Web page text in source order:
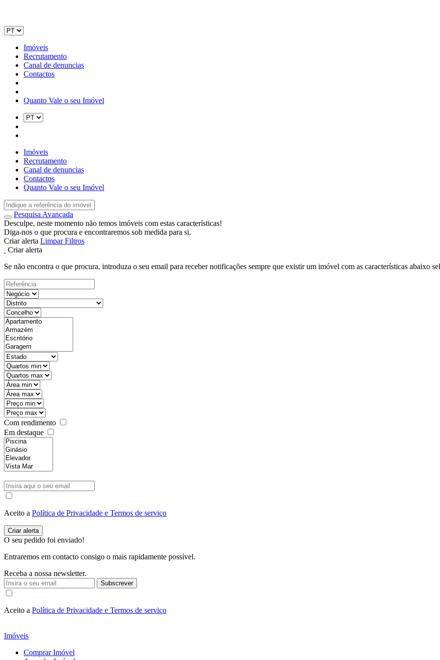
Imóveis
Recrutamento
Canal de denuncias
Contactos
Quanto Vale o seu Imóvel
Imóveis
Recrutamento
Canal de denuncias
Contactos
Quanto Vale o seu Imóvel
Pesquisa Avançada
Desculpe, neste momento não temos imóveis com estas características!
Diga-nos o que procura e encontraremos sob medida para si.
Criar alerta Limpar Filtros
Criar alerta
Se não encontra o que procura, introduza o seu email para receber notificações sempre que existir um imóvel com as características abaixo
Com rendimento
Em destaque
Aceito a Política de Privacidade e Termos de serviço
O seu pedido foi enviado!
Entraremos em contacto consigo o mais rapidamente possível.
Receba a nossa newsletter.
Subscrever
Aceito a Política de Privacidade e Termos de serviço
Imóveis
Comprar Imóvel